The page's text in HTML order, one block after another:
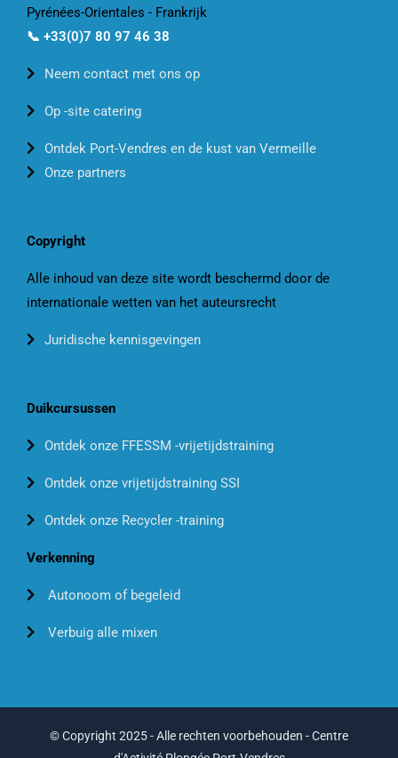
Pyrénées-Orientales - Frankrijk
📞 +33(0)7 80 97 46 38
Neem contact met ons op
Op -site catering
Ontdek Port-Vendres en de kust van Vermeille
Onze partners
Copyright
Alle inhoud van deze site wordt beschermd door de
internationale wetten van het auteursrecht
Juridische kennisgevingen
Duikcursussen
Ontdek onze FFESSM -vrijetijdstraining
Ontdek onze vrijetijdstraining SSI
Ontdek onze Recycler -training
Verkenning
Autonoom of begeleid
Verbuig alle mixen
© Copyright 2025 - Alle rechten voorbehouden - Centre